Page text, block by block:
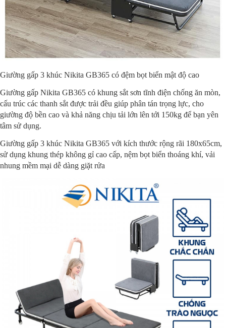
Giường gấp 3 khúc Nikita GB365 có đệm bọt biển mật độ cao
Giường gấp Nikita GB365 có khung sắt sơn tĩnh điện chống ăn mòn,
cấu trúc các thanh sắt được trải đều giúp phân tán trọng lực, cho
giường độ bền cao và khả năng chịu tải lớn lên tới 150kg để bạn yên
tâm sử dụng.
Giường gấp 3 khúc Nikita GB365 với kích thước rộng rãi 180x65cm,
sử dụng khung thép không gỉ cao cấp, nệm bọt biển thoáng khí, vải
nhung mềm mại dễ dàng giặt rửa